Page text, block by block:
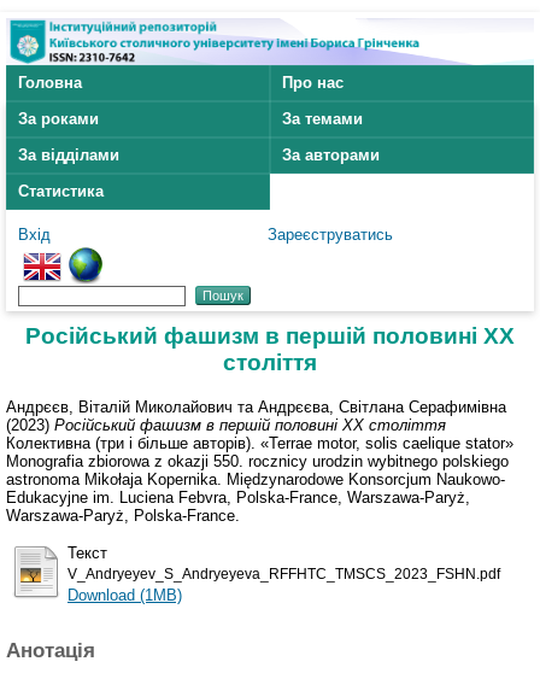
Головна
Про нас
За роками
За темами
За відділами
За авторами
Статистика
Вхід Зареєструватись
Російський фашизм в першій половині ХХ
століття
Андрєєв, Віталій Миколайович та Андрєєва, Світлана Серафимівна
(2023) Російський фашизм в першій половині ХХ століття
Колективна (три і більше авторів). «Terrae motor, solis caelique stator»
Monografia zbiorowa z okazji 550. rocznicy urodzin wybitnego polskiego
astronoma Mikołaja Kopernika. Międzynarodowe Konsorcjum Naukowo-
Edukacyjne im. Luciena Febvra, Polska-France, Warszawa-Paryż,
Warszawa-Paryż, Polska-France.
Текст
V_Andryeyev_S_Andryeyeva_RFFHTC_TMSCS_2023_FSHN.pdf
Download (1MB)
Анотація